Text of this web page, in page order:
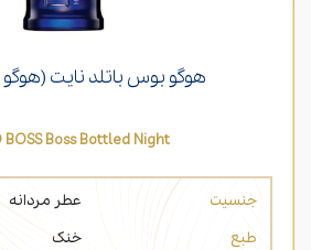
هوگو بوس باتلد نایت
BOSS Boss Bottled Night
جنسیت
عطر مردانه
طبع
خنک